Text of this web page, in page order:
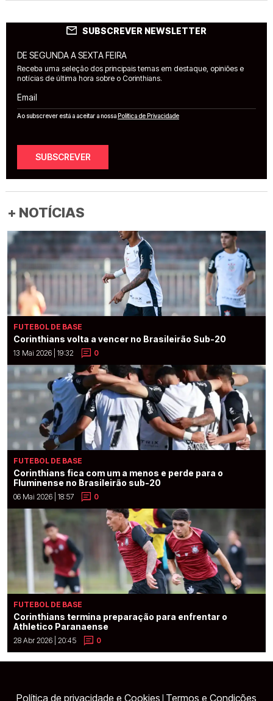
SUBSCREVER NEWSLETTER
DE SEGUNDA A SEXTA FEIRA
Receba uma seleção dos principais temas em destaque, opiniões e
notícias de última hora sobre o Corinthians.
Email
Ao subscrever está a aceitar a nossaPolítica de Privacidade
SUBSCREVER
+ NOTÍCIAS
FUTEBOL DE BASE
Corinthians volta a vencer no Brasileirão Sub-20
13 Mai 2026 | 19:32 0
FUTEBOL DE BASE
Corinthians fica com um a menos e perde para o
Fluminense no Brasileirão sub-20
06 Mai 2026 | 18:57 0
FUTEBOL DE BASE
Corinthians termina preparação para enfrentar o
Athletico Paranaense
28 Abr 2026 | 20:45 0
Política de privacidade e Cookies Termos e Condições